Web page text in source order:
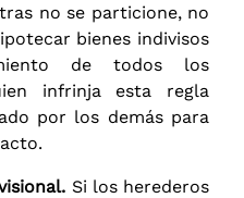
no se particione, no
bienes indivisos
de todos los
infrinja esta regla
por los demás para
Si los herederos